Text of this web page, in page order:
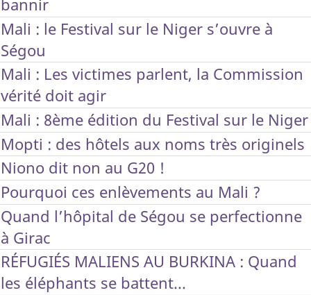
bannir
Mali : le Festival sur le Niger s’ouvre à
Ségou
Mali : Les victimes parlent, la Commission
vérité doit agir
Mali : 8ème édition du Festival sur le Niger
Mopti : des hôtels aux noms très originels
Niono dit non au G20 !
Pourquoi ces enlèvements au Mali ?
Quand l’hôpital de Ségou se perfectionne
à Girac
RÉFUGIÉS MALIENS AU BURKINA : Quand
les éléphants se battent...